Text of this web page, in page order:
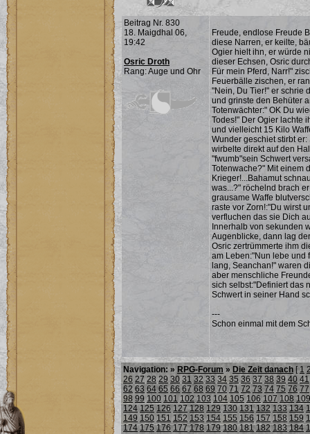
Beitrag Nr. 830
18. Maigdhal 06,
19:42
Osric Droth
Rang: Auge und Ohr
Freude, endlose Freude
diese Narren, er keilte,
Ogier hielt ihn, er würde
dieser Echsen, Osric
Für mein Pferd, Narr!"
Feuerbälle zischen, er
"Nein, Du Tier!" er schrie
und grinste den Behüter
Totenwächter:" OK Du
Todes!" Der Ogier lachte
und vielleicht 15 Kilo
Wunder geschiet stirbt
wirbelte direkt auf den
"fwumb"sein Schwert
Totenwache?" Mit einem
Krieger!...Bahamut
was...?" röchelnd brach
grausame Waffe
raste vor Zorn!:"Du wirst
verfluchen das sie Dich
Innerhalb von sekunden
Augenblicke, dann lag
Osric zertrümmerte ihm
am Leben:"Nun lebe und
lang, Seanchan!" waren
aber menschliche
sich selbst:"Definiert das
Schwert in seiner Hand
---
Schon einmal mit dem
Navigation: » RPG-Forum » Die Zeit danach [1
26 27 28 29 30 31 32 33 34 35 36 37 38 39 40 41
62 63 64 65 66 67 68 69 70 71 72 73 74 75 76 77
98 99 100 101 102 103 104 105 106 107 108 109
124 125 126 127 128 129 130 131 132 133 134
149 150 151 152 153 154 155 156 157 158 159
174 175 176 177 178 179 180 181 182 183 184